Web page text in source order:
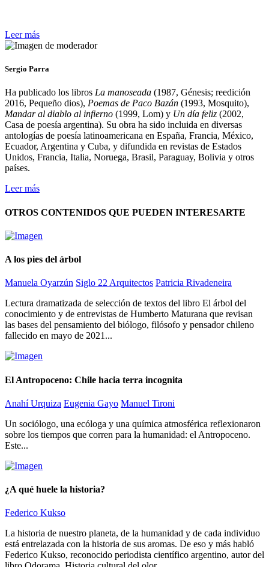
Leer más
Sergio Parra
Ha publicado los libros La manoseada (1987, Génesis; reedición
2016, Pequeño dios), Poemas de Paco Bazán (1993, Mosquito),
Mandar al diablo al infierno (1999, Lom) y Un día feliz (2002,
Casa de poesía argentina). Su obra ha sido incluida en diversas
antologías de poesía latinoamericana en España, Francia, México,
Ecuador, Argentina y Cuba, y difundida en revistas de Estados
Unidos, Francia, Italia, Noruega, Brasil, Paraguay, Bolivia y otros
países.
Leer más
OTROS CONTENIDOS QUE PUEDEN INTERESARTE
A los pies del árbol
Manuela Oyarzún Siglo 22 Arquitectos Patricia Rivadeneira
Lectura dramatizada de selección de textos del libro El árbol del
conocimiento y de entrevistas de Humberto Maturana que revisan
las bases del pensamiento del biólogo, filósofo y pensador chileno
fallecido en mayo de 2021...
El Antropoceno: Chile hacia terra incognita
Anahí Urquiza Eugenia Gayo Manuel Tironi
Un sociólogo, una ecóloga y una química atmosférica reflexionaron
sobre los tiempos que corren para la humanidad: el Antropoceno.
Este...
¿A qué huele la historia?
Federico Kukso
La historia de nuestro planeta, de la humanidad y de cada individuo
está entrelazada con la historia de sus aromas. De eso y más habló
Federico Kukso, reconocido periodista científico argentino, autor del